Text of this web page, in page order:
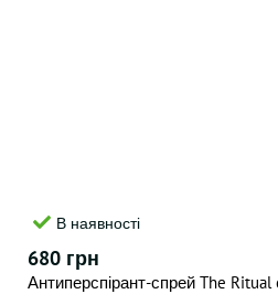
В наявності
680 грн
Антиперспірант-спрей The